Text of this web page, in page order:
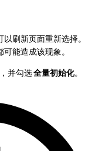
刷新页面重新选择。
能造成该现象。
，并勾选全量初始化。